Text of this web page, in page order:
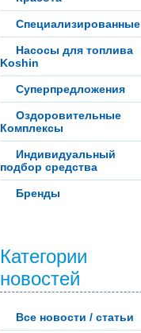
Специализированные
Насосы для топлива
Koshin
Суперпредложения
Оздоровительные
Комплексы
Индивидуальный
подбор средства
Бренды
Категории
новостей
Все новости / статьи